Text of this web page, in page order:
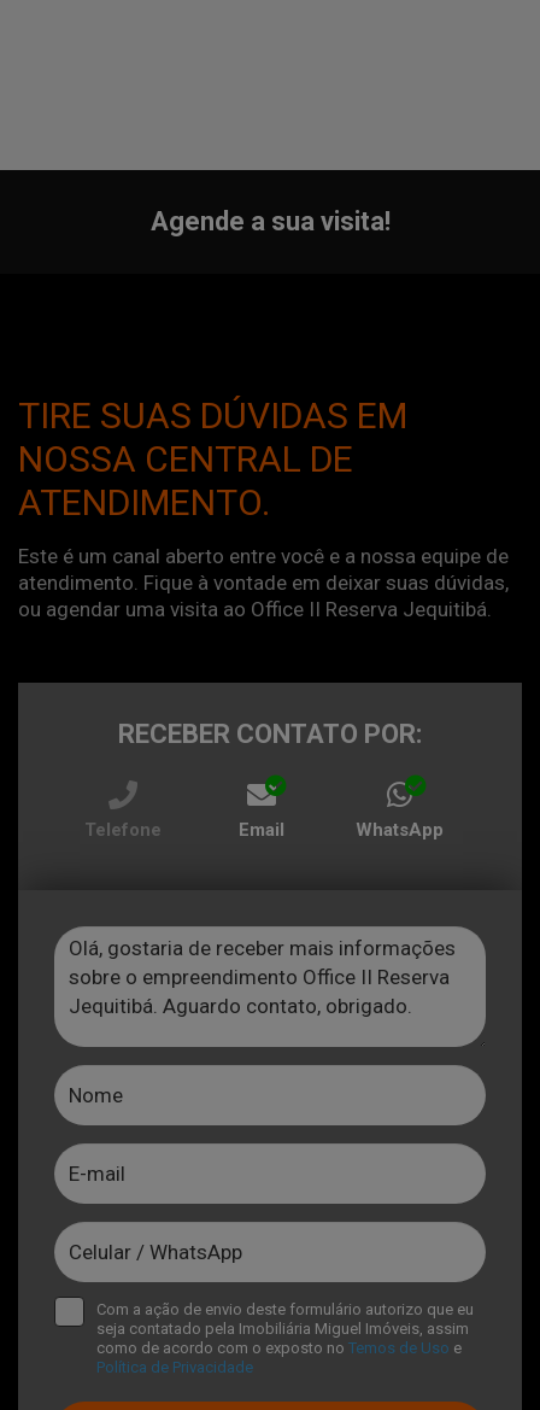
Agende a sua visita!
TIRE SUAS DÚVIDAS EM
NOSSA CENTRAL DE
ATENDIMENTO.
Este é um canal aberto entre você e a nossa equipe de
atendimento. Fique à vontade em deixar suas dúvidas,
ou agendar uma visita ao Office II Reserva Jequitibá.
RECEBER CONTATO POR:
Telefone Email WhatsApp
Com a ação de envio deste formulário autorizo que eu
seja contatado pela Imobiliária Miguel Imóveis, assim
como de acordo com o exposto no Temos de Uso e
Política de Privacidade